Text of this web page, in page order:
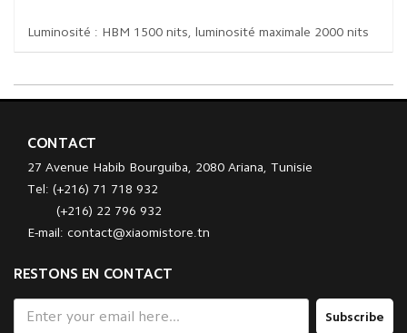
Luminosité : HBM 1500 nits, luminosité maximale 2000 nits
CONTACT
27 Avenue Habib Bourguiba, 2080 Ariana, Tunisie
Tel: (+216) 71 718 932
(+216) 22 796 932
E-mail: contact@xiaomistore.tn
RESTONS EN CONTACT
Subscribe